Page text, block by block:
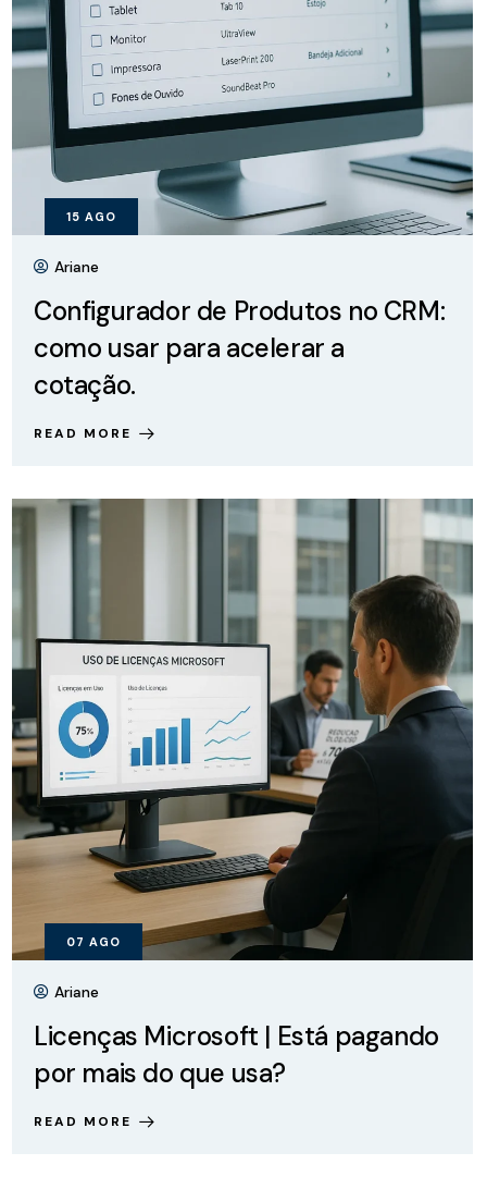
15 AGO
Ariane
Configurador de Produtos no CRM:
como usar para acelerar a
cotação.
READ MORE
07 AGO
Ariane
Licenças Microsoft | Está pagando
por mais do que usa?
READ MORE